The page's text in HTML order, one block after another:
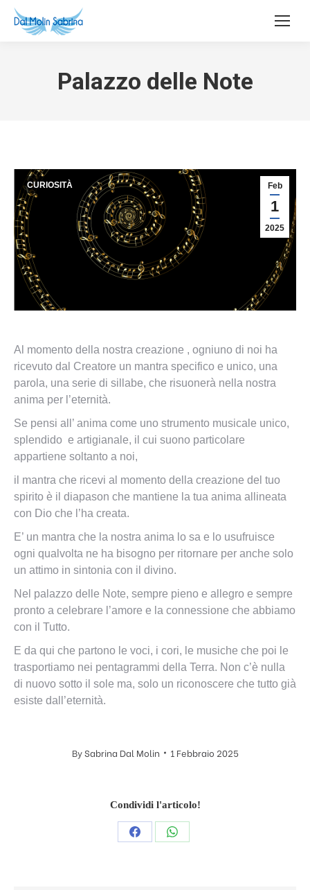
Palazzo delle Note
Feb
1
2025
CURIOSITÀ
Al momento della nostra creazione , ogniuno di noi ha
ricevuto dal Creatore un mantra specifico e unico, una
parola, una serie di sillabe, che risuonerà nella nostra
anima per l’eternità.
Se pensi all’ anima come uno strumento musicale unico,
splendido e artigianale, il cui suono particolare
appartiene soltanto a noi,
il mantra che ricevi al momento della creazione del tuo
spirito è il diapason che mantiene la tua anima allineata
con Dio che l’ha creata.
E’ un mantra che la nostra anima lo sa e lo usufruisce
ogni qualvolta ne ha bisogno per ritornare per anche solo
un attimo in sintonia con il divino.
Nel palazzo delle Note, sempre pieno e allegro e sempre
pronto a celebrare l’amore e la connessione che abbiamo
con il Tutto.
E da qui che partono le voci, i cori, le musiche che poi le
trasportiamo nei pentagrammi della Terra. Non c’è nulla
di nuovo sotto il sole ma, solo un riconoscere che tutto già
esiste dall’eternità.
BySabrina Dal Molin 1 Febbraio 2025
Condividi l'articolo!
CondividiCondividi